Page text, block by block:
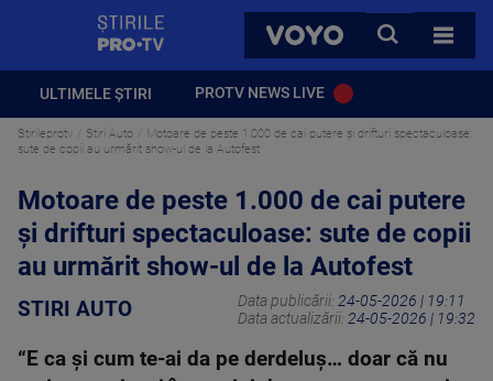
VOYO
CAUTA
TOATE
ULTIMELE ȘTIRI PROTV NEWS LIVE
Stirileprotv Stiri Auto
Motoare de peste 1.000 de cai putere și drifturi spectaculoase:
sute de copii au urmărit show-ul de la Autofest
Motoare de peste 1.000 de cai putere
și drifturi spectaculoase: sute de copii
au urmărit show-ul de la Autofest
STIRI AUTO Data publicării: 24-05-2026 | 19:11
Data actualizării: 24-05-2026 | 19:32
“E ca și cum te-ai da pe derdeluș… doar că nu